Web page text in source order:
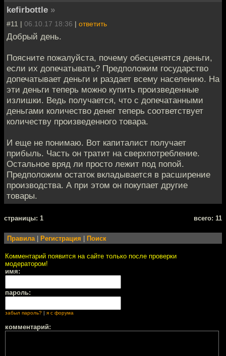
kefirbottle »
#11 | 06.10.17 18:36 | ответить
Добрый день.
Поясните пожалуйста, почему обесценятся деньги,
если их допечатывать? Предположим государство
допечатывает деньги и раздает всему населению. На
эти деньги теперь можно купить произведенные
излишки. Ведь получается, что с допечатанными
деньгами количество денег теперь соответствует
количеству произведенного товара.
И еще не понимаю. Вот капиталист получает
прибыль. Часть он тратит на сверхпотребление.
Остальное вряд ли просто лежит под попой.
Предположим остаток вкладывается в расширение
производства. А при этом он покупает другие
товары.
cтраницы: 1 всего: 11
Правила| Регистрация Поиск
Комментарий появится на сайте только после проверки
модератором!
имя:
пароль:
забыл пароль? | я с форума
комментарий: